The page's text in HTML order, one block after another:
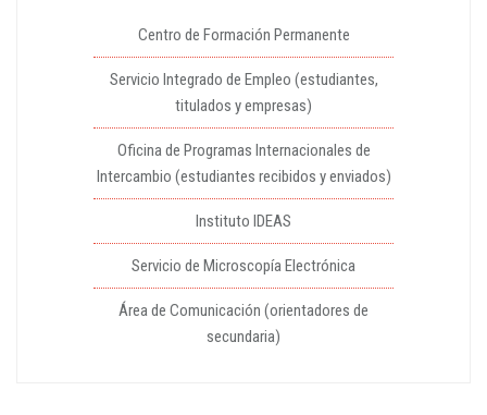
Centro de Formación Permanente
Servicio Integrado de Empleo (estudiantes,
titulados y empresas)
Oficina de Programas Internacionales de
Intercambio (estudiantes recibidos y enviados)
Instituto IDEAS
Servicio de Microscopía Electrónica
Área de Comunicación (orientadores de
secundaria)